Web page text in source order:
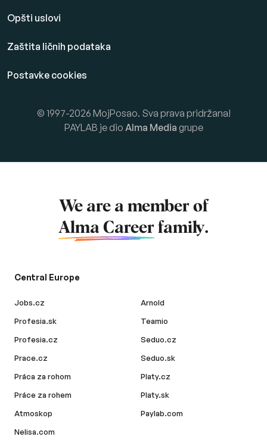
Opšti uslovi
Zaštita ličnih podataka
Postavke cookies
© 1997-2026 MojPosao. Sva prava pridržana!
PAYLAB je dio Alma Media grupe
We are a member of
Alma Career family.
Central Europe
Jobs.cz
Profesia.sk
Profesia.cz
Prace.cz
Práca za rohom
Práce za rohem
Atmoskop
Nelisa.com
Arnold
Teamio
Seduo.cz
Seduo.sk
Platy.cz
Platy.sk
Paylab.com